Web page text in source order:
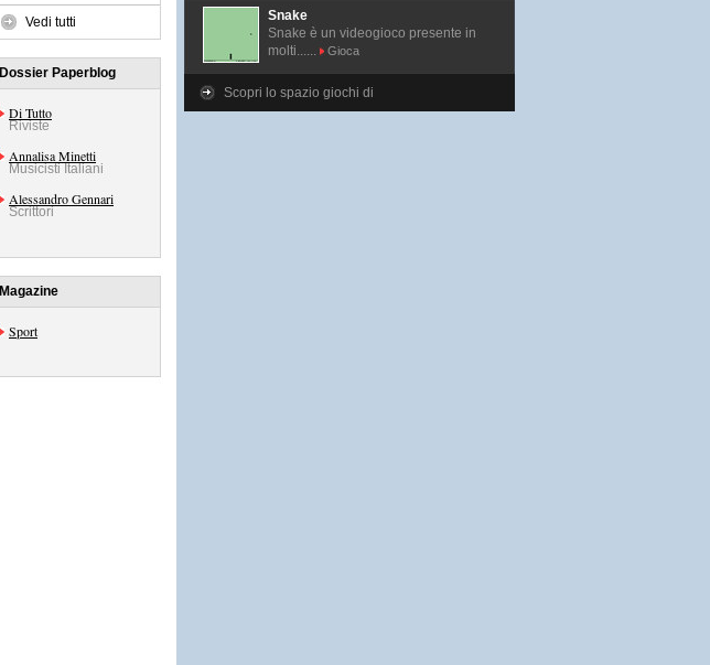
Vedi tutti
Dossier Paperblog
Di Tutto
Riviste
Annalisa Minetti
Musicisti Italiani
Alessandro Gennari
Scrittori
Magazine
Sport
Snake
Snake è un videogioco presente in
molti......
Gioca
Scopri lo spazio giochi di